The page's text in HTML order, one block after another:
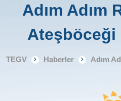
Adım Adım
TEGV Haberler Adım